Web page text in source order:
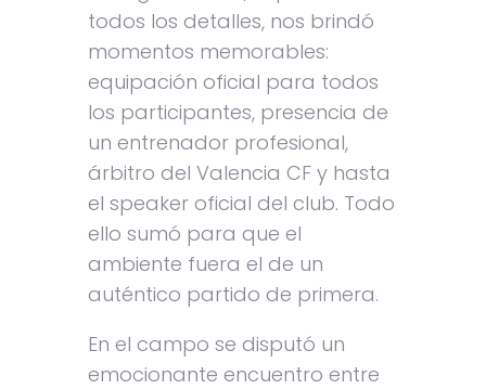
todos los detalles, nos brindó
momentos memorables:
equipación oficial para todos
los participantes, presencia de
un entrenador profesional,
árbitro del Valencia CF y hasta
el speaker oficial del club. Todo
ello sumó para que el
ambiente fuera el de un
auténtico partido de primera.
En el campo se disputó un
emocionante encuentro entre